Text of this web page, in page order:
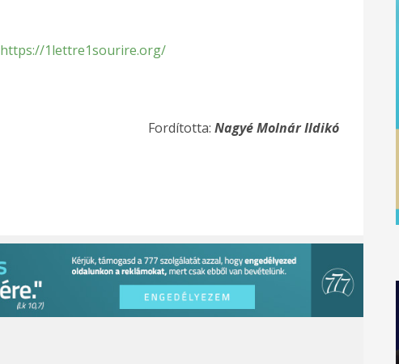
https://1lettre1sourire.org/
Fordította: Nagyé Molnár Ildikó